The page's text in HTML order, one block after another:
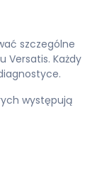
szczególne
Versatis. Każdy
występują